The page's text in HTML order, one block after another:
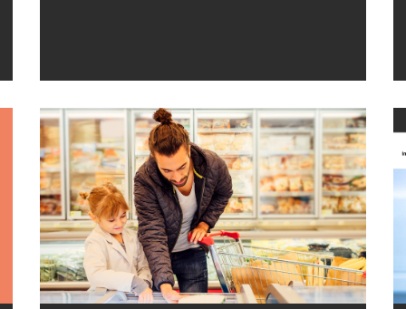
a partire dall’analisi dei bilanci delle
principali aziende di Monza e Brianza
approfondiremo insieme a istituzioni e
imprese l’andamento economico del
tessuto produttivo del territorio e la
vivacità dei settori nei quali operano le
imprese.La partecipazione è gratuita
previa registrazione al seguente link.